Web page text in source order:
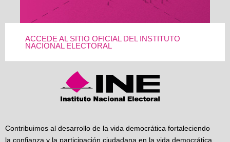
ACCEDE AL SITIO OFICIAL DEL INSTITUTO
NACIONAL ELECTORAL
Contribuimos al desarrollo de la vida democrática fortaleciendo
la confianza y la participación ciudadana en la vida democrática